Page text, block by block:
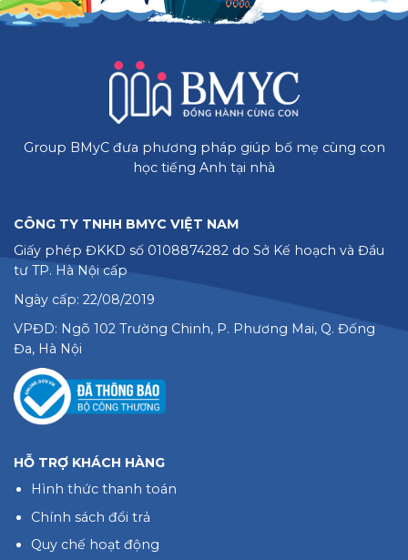
Group BMyC đưa phương pháp giúp bố mẹ cùng con
học tiếng Anh tại nhà
CÔNG TY TNHH BMYC VIỆT NAM
Giấy phép ĐKKD số 0108874282 do Sở Kế hoạch và Đầu
tư TP. Hà Nội cấp
Ngày cấp: 22/08/2019
VPĐD: Ngõ 102 Trường Chinh, P. Phương Mai, Q. Đống
Đa, Hà Nội
HỖ TRỢ KHÁCH HÀNG
Hình thức thanh toán
Chính sách đổi trả
Quy chế hoạt động